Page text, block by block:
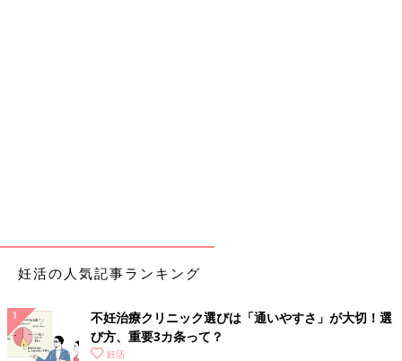
妊活の人気記事ランキング
不妊治療クリニック選びは「通いやすさ」が大切！選
び方、重要3カ条って？
妊活